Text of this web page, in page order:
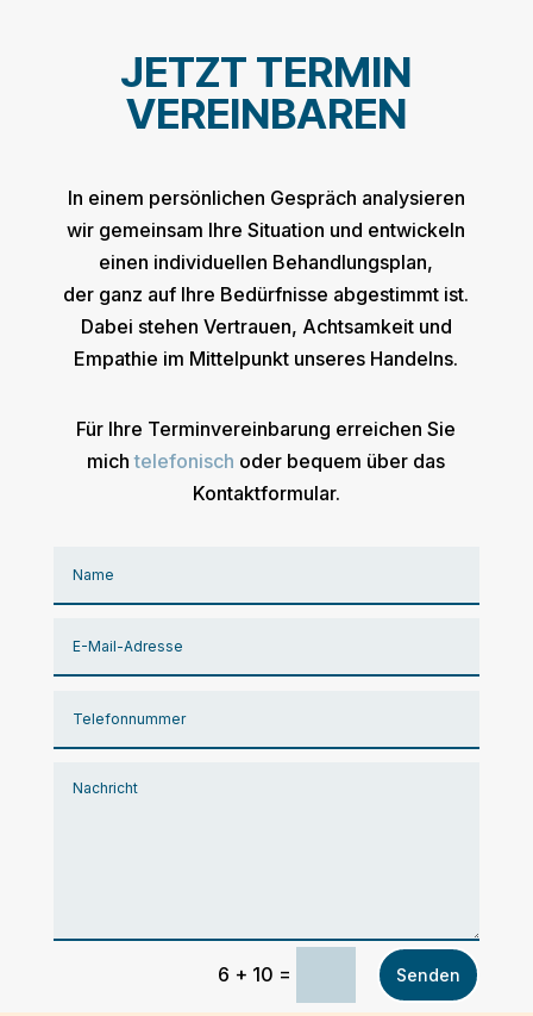
JETZT TERMIN
VEREINBAREN
In einem persönlichen Gespräch analysieren
wir gemeinsam Ihre Situation und entwickeln
einen individuellen Behandlungsplan,
der ganz auf Ihre Bedürfnisse abgestimmt ist.
Dabei stehen Vertrauen, Achtsamkeit und
Empathie im Mittelpunkt unseres Handelns.
Für Ihre Terminvereinbarung erreichen Sie
michtelefonisch oder bequem über das
Kontaktformular.
6 + 10 = Senden